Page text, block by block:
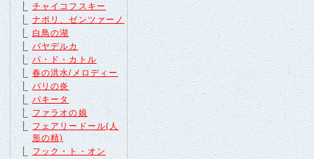
チャイコフスキー
ナポリ、ゼンツァーノ
白鳥の湖
バヤデルカ
パ・ド・カトル
春の洪水/メロディー
パリの炎
パキータ
ファラオの娘
フェアリードール(人
形の精)
フック・ト・オン